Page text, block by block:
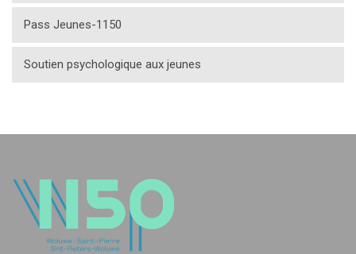
Pass Jeunes-1150
Soutien psychologique aux jeunes